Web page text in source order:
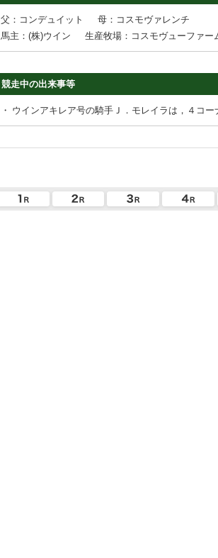
父：コンデュイット
母：コスモヴァレンチ
馬主：(株)ウイン
生産牧場：コスモヴューファー
競走中の出来事等
・ ウインアキレア号の騎手Ｊ．モレイラは，４コ